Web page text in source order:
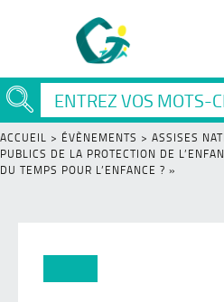
ACCUEIL > ÉVÈNEMENTS > ASSISES
PUBLICS DE LA PROTECTION DE
DU TEMPS POUR L’ENFANCE ? »